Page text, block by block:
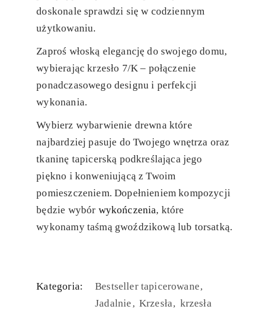
doskonale sprawdzi się w codziennym
użytkowaniu.
Zaproś włoską elegancję do swojego domu,
wybierając krzesło 7/K – połączenie
ponadczasowego designu i perfekcji
wykonania.
Wybierz wybarwienie drewna które
najbardziej pasuje do Twojego wnętrza oraz
tkaninę tapicerską podkreślająca jego
piękno i konweniującą z Twoim
pomieszczeniem. Dopełnieniem kompozycji
będzie wybór wykończenia, które
wykonamy taśmą gwoździkową lub torsatką.
Kategoria:
Bestseller tapicerowane
Jadalnie Krzesła krzesła